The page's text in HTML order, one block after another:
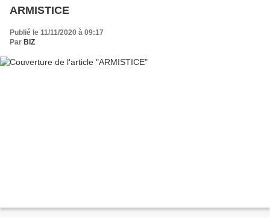
ARMISTICE
Publié le 11/11/2020 à 09:17
Par BIZ